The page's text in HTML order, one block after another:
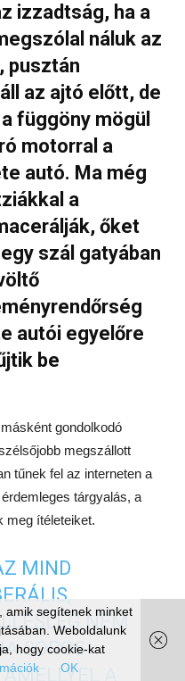
izzadtság, ha a
náluk az
pusztán
az ajtó előtt, de
függöny mögül
motorral a
autó. Ma még
a
őket
szál gatyában
autói egyelőre
be
gondolkodó
megszállott
tűnek fel az interneten a
tárgyalás, a
meg ítéleteiket.
MIND
NEM
SOROS
A
amik segítenek minket
Weboldalunk
hogy cookie-kat
OK